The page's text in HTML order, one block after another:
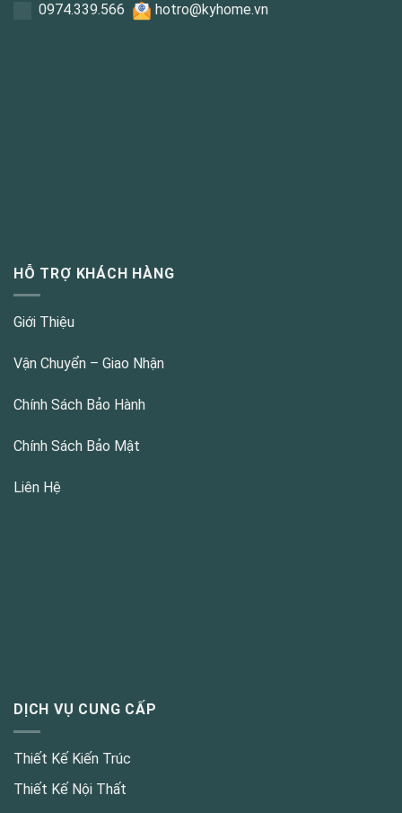
0974.339.566 hotro@kyhome.vn
HỖ TRỢ KHÁCH HÀNG
Giới Thiệu
Vận Chuyển – Giao Nhận
Chính Sách Bảo Hành
Chính Sách Bảo Mật
Liên Hệ
DỊCH VỤ CUNG CẤP
Thiết Kế Kiến Trúc
Thiết Kế Nội Thất